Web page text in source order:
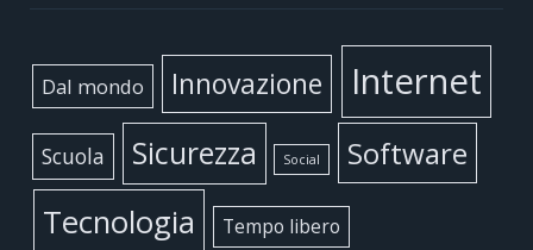
Dal mondo Innovazione Internet
Scuola Sicurezza Social Software
Tecnologia Tempo libero